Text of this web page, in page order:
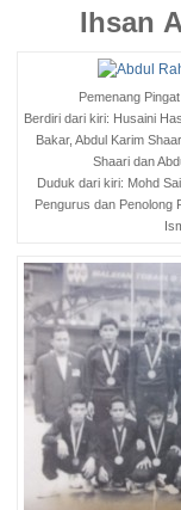
Ihsan
Pemenang
Berdiri dari kiri: Husaini
Bakar, Abdul Karim
Shaari dan
Duduk dari kiri: Mohd
Pengurus dan Penolong